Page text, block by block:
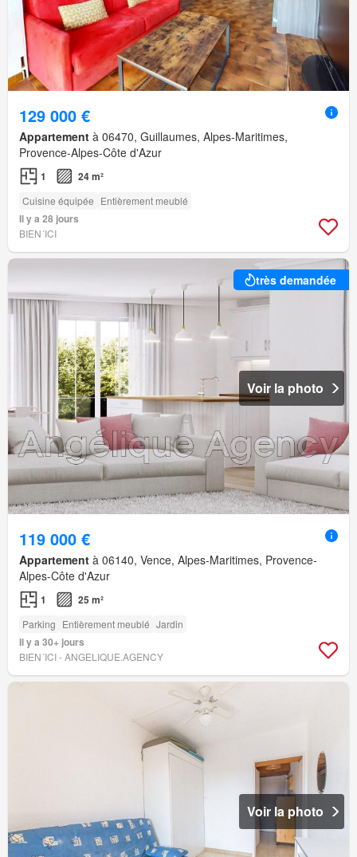
129 000 €
Appartement à 06470, Guillaumes, Alpes-Maritimes,
Provence-Alpes-Côte d'Azur
1 24 m²
Cuisine équipée Entièrement meublé
Il y a 28 jours
BIEN´ICI
très demandée
Voir la photo
119 000 €
Appartement à 06140, Vence, Alpes-Maritimes, Provence-
Alpes-Côte d'Azur
1 25 m²
Parking Entièrement meublé Jardin
Il y a 30+ jours
BIEN´ICI - ANGELIQUE.AGENCY
Voir la photo